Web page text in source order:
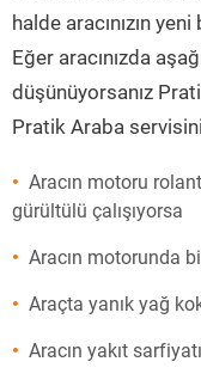
halde aracınızın
Eğer aracınızda
düşünüyorsanız
Pratik Araba
Aracın motoru
gürültülü çalışıyorsa
Aracın motorunda
Araçta yanık yağ
Aracın yakıt